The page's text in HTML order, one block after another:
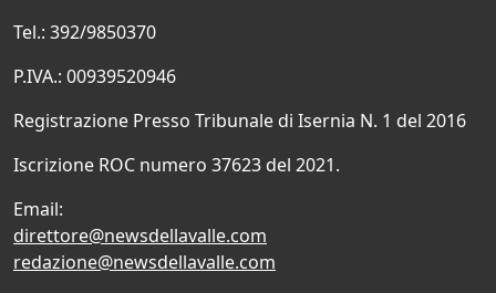
Tel.: 392/9850370
P.IVA.: 00939520946
Registrazione Presso Tribunale di Isernia N. 1 del 2016
Iscrizione ROC numero 37623 del 2021.
Email:
direttore@newsdellavalle.com
redazione@newsdellavalle.com